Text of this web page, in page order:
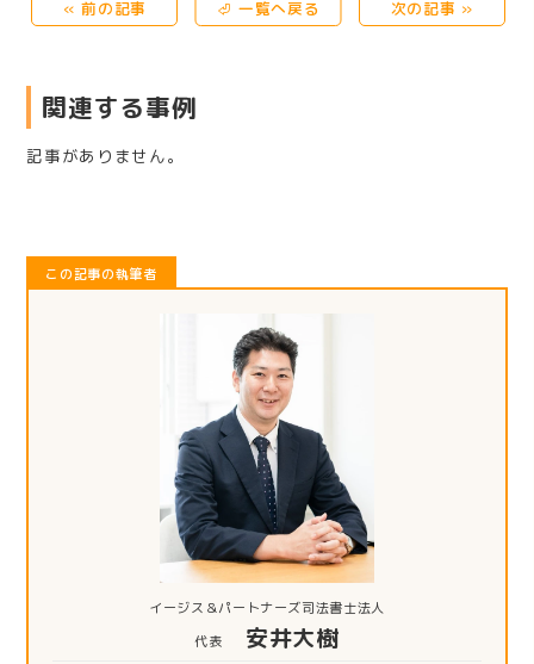
« 前の記事 ⏎ 一覧へ戻る 次の記事 »
関連する事例
記事がありません。
この記事の執筆者
イージス＆パートナーズ司法書士法人
代表
安井大樹